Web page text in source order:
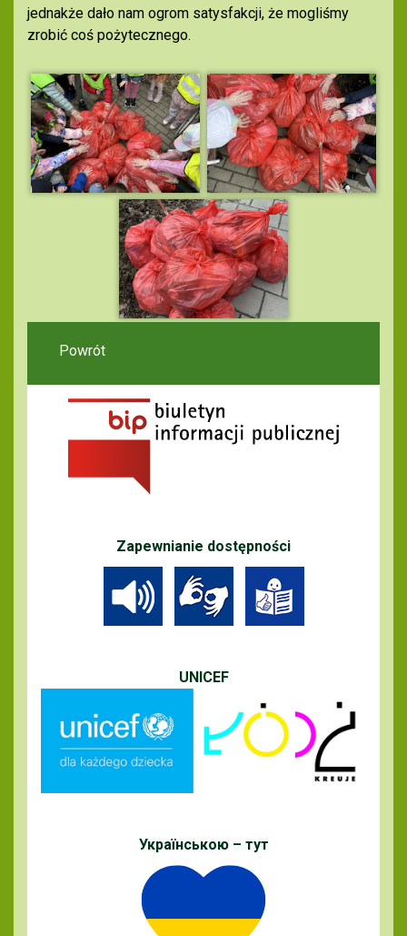
jednakże dało nam ogrom satysfakcji, że mogliśmy
zrobić coś pożytecznego.
Powrót
Zapewnianie dostępności
UNICEF
Українською – тут